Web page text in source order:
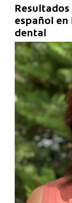
español
dental